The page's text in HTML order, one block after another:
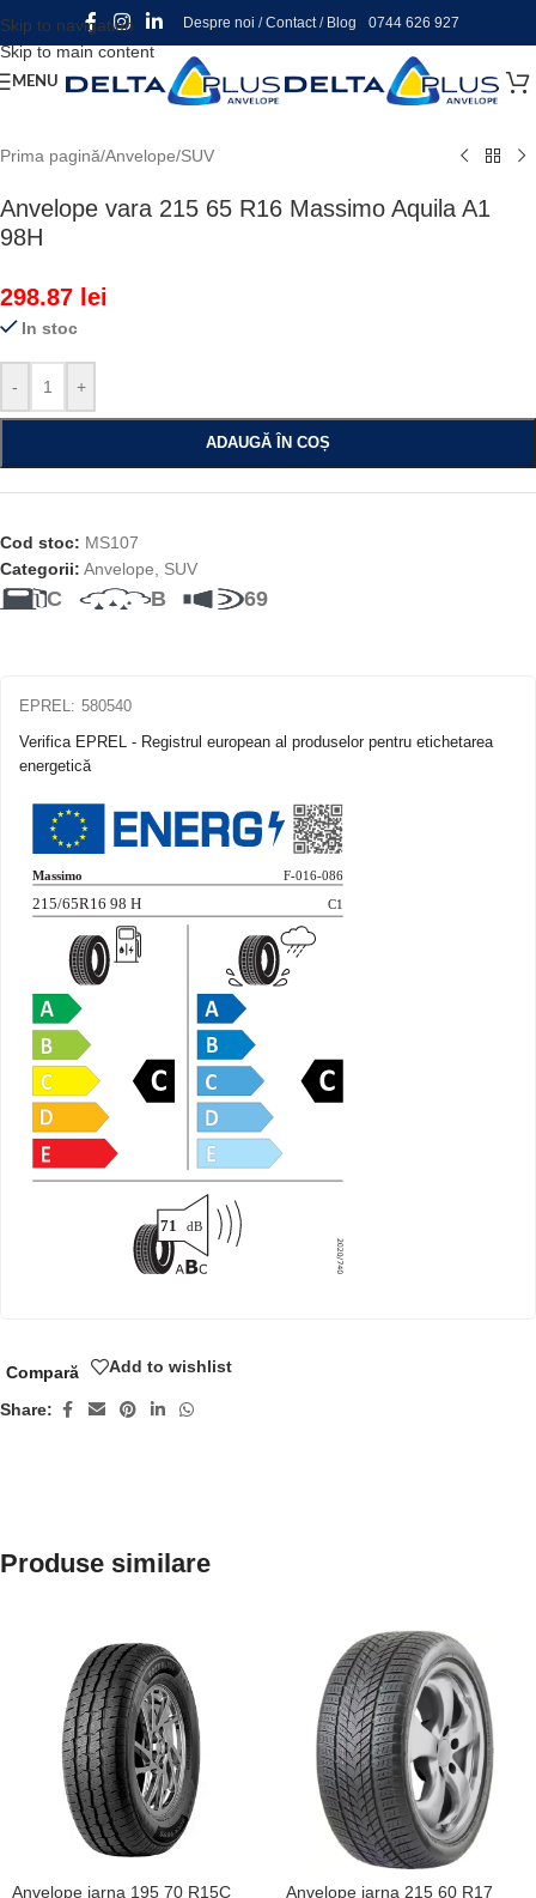
Skip to navigation
Skip to main content
Despre noi /Contact/ Blog 0744 626 927
MENU
Prima pagină/Anvelope/SUV
Anvelope vara 215 65 R16 Massimo Aquila A1
98H
298.87 lei
In stoc
- +
ADAUGĂ ÎN COȘ
Cod stoc: MS107
Categorii: Anvelope SUV
C B 69
EPREL: 580540
Verifica EPREL - Registrul european al produselor pentru etichetarea
energetică
Compară Add to wishlist
Share:
Produse similare
Anvelope iarna 195 70 R15C
Anvelope iarna 215 60 R17